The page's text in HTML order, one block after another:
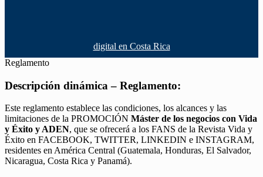
digital en Costa Rica
Reglamento
Descripción dinámica – Reglamento:
Este reglamento establece las condiciones, los alcances y las
limitaciones de la PROMOCIÓN Máster de los negocios con Vida
y Éxito y ADEN, que se ofrecerá a los FANS de la Revista Vida y
Éxito en FACEBOOK, TWITTER, LINKEDIN e INSTAGRAM,
residentes en América Central (Guatemala, Honduras, El Salvador,
Nicaragua, Costa Rica y Panamá).